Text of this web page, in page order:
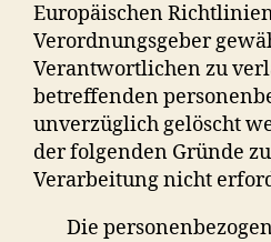
Europäischen
Verordnungsgeber
Verantwortlichen zu
betreffenden
unverzüglich gelöscht
der folgenden Gründe
Verarbeitung nicht
Die